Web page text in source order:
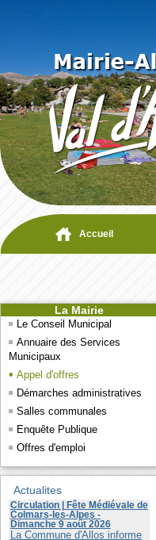
Accueil
La Mairie
Le Conseil Municipal
Annuaire des Services
Municipaux
Appel d'offres
Démarches administratives
Salles communales
Enquête Publique
Offres d'emploi
Actualites
Circulation | Fête Médiévale de
Colmars-les-Alpes -
Dimanche 9 août 2026
La Commune d'Allos informe